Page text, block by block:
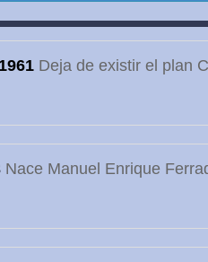
1961Deja de existir el plan
Nace Manuel Enrique